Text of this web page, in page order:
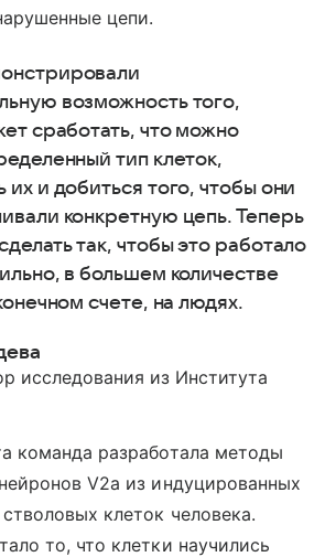
цепи.
возможность того,
сработать, что можно
тип клеток,
их и добиться того, чтобы они
конкретную цепь. Теперь
так, чтобы это работало
в большем количестве
счете, на людях.
исследования из Института
команда разработала методы
V2a из индуцированных
клеток человека.
то, что клетки научились